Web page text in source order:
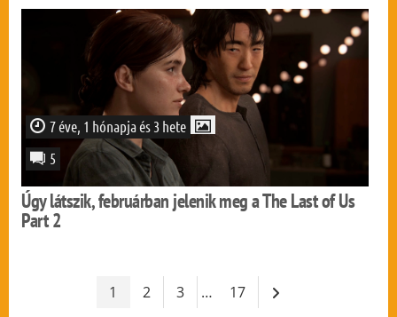
7 éve, 1 hónapja és 3 hete
5
Úgy látszik, februárban jelenik meg a The Last of Us
Part 2
1 2 3 … 17